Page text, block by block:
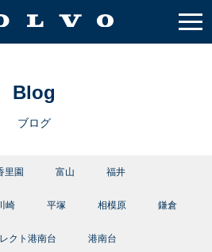
Blog
ブログ
里園 富山 福井
崎 平塚 相模原 鎌倉
クト港南台 港南台